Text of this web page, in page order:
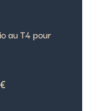
au T4 pour